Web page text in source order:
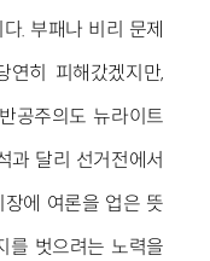
. 부패나 비리 문제
연히 피해갔겠지만,
공주의도 뉴라이트
과 달리 선거전에서
에 여론을 업은 뜻
를 벗으려는 노력을